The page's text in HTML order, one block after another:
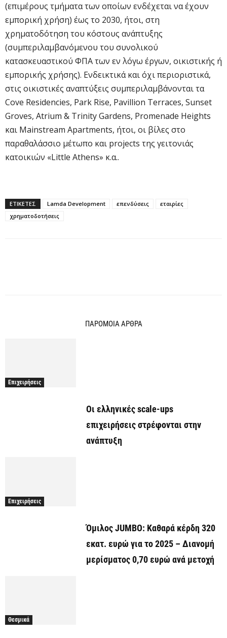
(επιμέρους τμήματα των οποίων ενδέχεται να έχουν
εμπορική χρήση) έως το 2030, ήτοι, στη
χρηματοδότηση του κόστους ανάπτυξης
(συμπεριλαμβανόμενου του συνολικού
κατασκευαστικού ΦΠΑ των εν λόγω έργων, οικιστικής ή
εμπορικής χρήσης). Ενδεικτικά και όχι περιοριστικά,
στις οικιστικές αναπτύξεις συμπεριλαμβάνονται τα
Cove Residencies, Park Rise, Pavillion Terraces, Sunset
Groves, Atrium & Trinity Gardens, Promenade Heights
και Mainstream Apartments, ήτοι, οι βίλες στο
παραθαλάσσιο μέτωπο και projects της γειτονιάς
κατοικιών «Little Athens» κ.α..
ΕΤΙΚΕΤΕΣ Lamda Development επενδύσεις
εταιρίες
χρηματοδοτήσεις
ΠΑΡΟΜΟΙΑ ΑΡΘΡΑ
Επιχειρήσεις
Οι ελληνικές scale-ups
επιχειρήσεις στρέφονται στην
ανάπτυξη
Επιχειρήσεις
Όμιλος JUMBO: Καθαρά κέρδη 320
εκατ. ευρώ για το 2025 – Διανομή
μερίσματος 0,70 ευρώ ανά μετοχή
Θεσμικά